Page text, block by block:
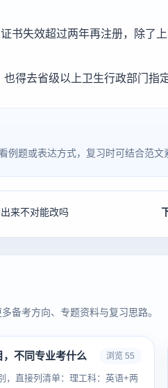
证书失效超过两年再注册，除了
也得去省级以上卫生行政部门指
例题或表达方式，复习时可结合范
来不对能改吗
备考方向、专题资料与复习思路。
不同专业考什么 浏览 55
，直接列清单：理工科：英语+两